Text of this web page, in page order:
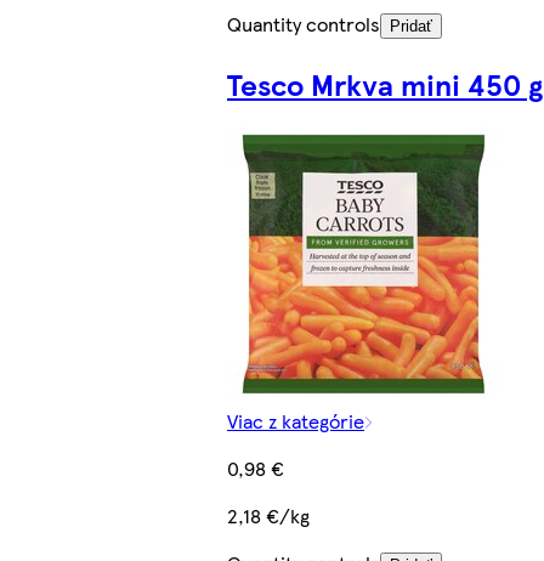
Quantity controls
Pridať
Tesco Mrkva mini 450 g
Viac z kategórie
0,98 €
2,18 €/kg